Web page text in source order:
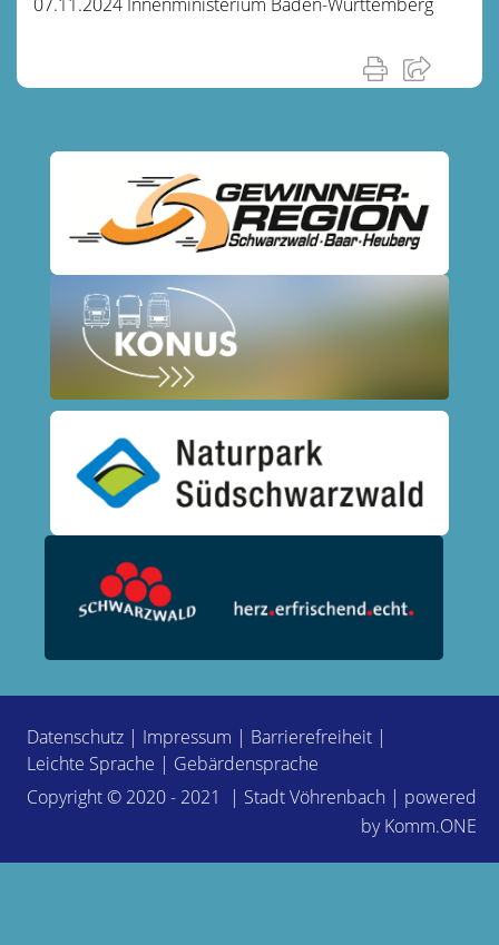
Datenschutz | Impressum | Barrierefreiheit |
Leichte Sprache | Gebärdensprache
Copyright © 2020 - 2021 | Stadt Vöhrenbach | powered
byKomm.ONE